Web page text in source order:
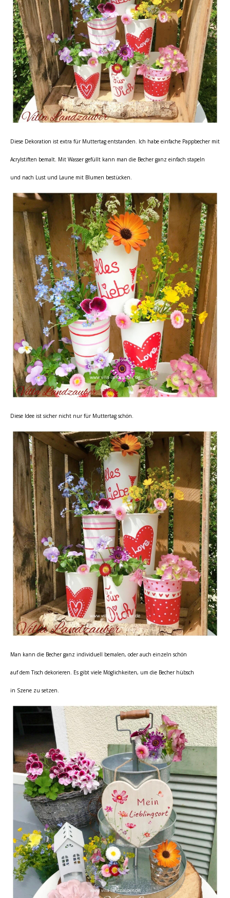
Diese Dekoration ist extra für Muttertag entstanden. Ich habe einfache Pappbecher mit
Acrylstiften bemalt. Mit Wasser gefüllt kann man die Becher ganz einfach stapeln
und nach Lust und Laune mit Blumen bestücken.
Diese Idee ist sicher nicht nur für Muttertag schön.
Man kann die Becher ganz individuell bemalen, oder auch einzeln schön
auf dem Tisch dekorieren. Es gibt viele Möglichkeiten, um die Becher hübsch
in Szene zu setzen.